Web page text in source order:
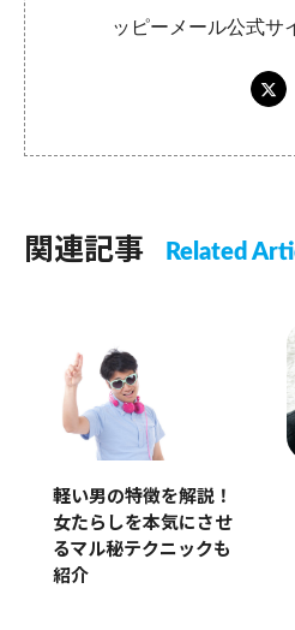
ッピーメール公式サ
関連記事 Related
軽い男の特徴を解説！
女たらしを本気にさせ
るマル秘テクニックも
紹介